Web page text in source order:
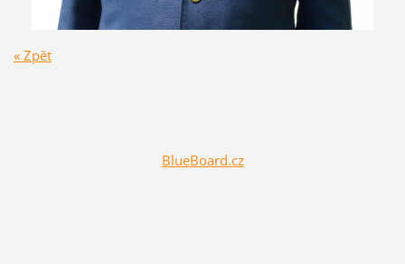
« Zpět
BlueBoard.cz